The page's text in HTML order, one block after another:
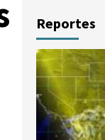
Reportes